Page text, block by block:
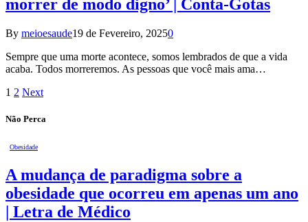
morrer de modo digno’ | Conta-Gotas
By meioesaude19 de Fevereiro, 20250
Sempre que uma morte acontece, somos lembrados de que a vida
acaba. Todos morreremos. As pessoas que você mais ama…
1 2 Next
Não Perca
Obesidade
A mudança de paradigma sobre a
obesidade que ocorreu em apenas um ano
| Letra de Médico